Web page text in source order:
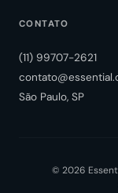
CONTATO
(11) 99707-2621
São Paulo, SP
© 2026